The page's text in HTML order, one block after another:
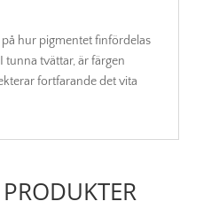
hur pigmentet finfördelas
tunna tvättar, är färgen
fortfarande det vita